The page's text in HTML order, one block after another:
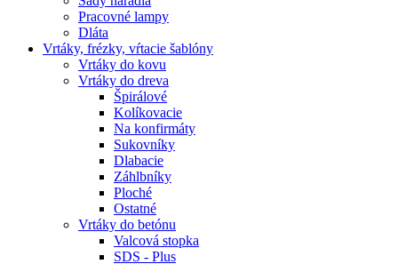
Pracovné lampy
Dláta
Vrtáky, frézky, vŕtacie šablóny
Vrtáky do kovu
Vrtáky do dreva
Špirálové
Kolíkovacie
Na konfirmáty
Sukovníky
Dlabacie
Záhlbníky
Ploché
Ostatné
Vrtáky do betónu
Valcová stopka
SDS - Plus